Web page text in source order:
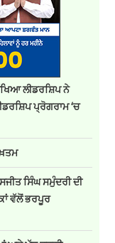
ਲੀਡਰਸ਼ਿਪ ਨੇ
ਪ੍ਰੋਗਰਾਮ ‘ਚ
ਸਿੰਘ ਸਮੁੰਦਰੀ ਦੀ
ਵੱਲੋਂ ਭਰਪੂਰ